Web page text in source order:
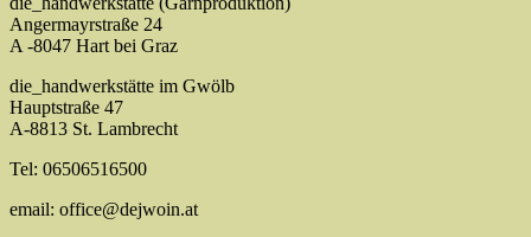
Angermayrstraße 24
A -8047 Hart bei Graz
die_handwerkstätte im Gwölb
Hauptstraße 47
A-8813 St. Lambrecht
Tel: 06506516500
email: office@dejwoin.at